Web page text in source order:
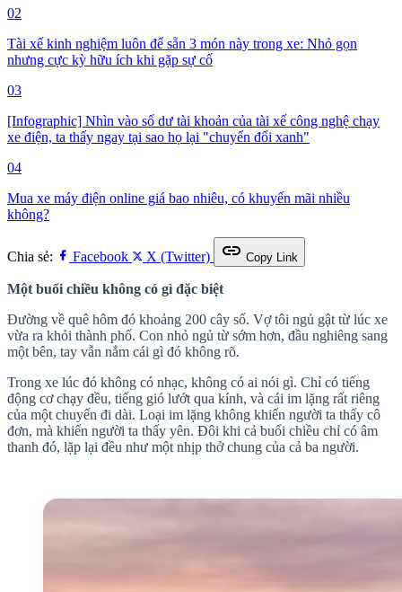
02
Tài xế kinh nghiệm luôn để sẵn 3 món này trong xe: Nhỏ gọn
nhưng cực kỳ hữu ích khi gặp sự cố
03
[Infographic] Nhìn vào số dư tài khoản của tài xế công nghệ chạy
xe điện, ta thấy ngay tại sao họ lại "chuyển đổi xanh"
04
Mua xe máy điện online giá bao nhiêu, có khuyến mãi nhiều
không?
Chia sẻ: Facebook X (Twitter) link Copy Link
Một buổi chiều không có gì đặc biệt
Đường về quê hôm đó khoảng 200 cây số. Vợ tôi ngủ gật từ lúc xe
vừa ra khỏi thành phố. Con nhỏ ngủ từ sớm hơn, đầu nghiêng sang
một bên, tay vẫn nắm cái gì đó không rõ.
Trong xe lúc đó không có nhạc, không có ai nói gì. Chỉ có tiếng
động cơ chạy đều, tiếng gió lướt qua kính, và cái im lặng rất riêng
của một chuyến đi dài. Loại im lặng không khiến người ta thấy cô
đơn, mà khiến người ta thấy yên. Đôi khi cả buổi chiều chỉ có âm
thanh đó, lặp lại đều như một nhịp thở chung của cả ba người.